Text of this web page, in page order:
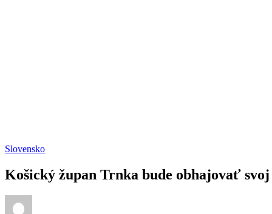
Slovensko
Košický župan Trnka bude obhajovať